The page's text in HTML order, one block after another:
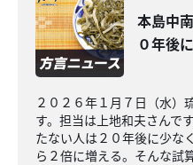
本島中
０年後
２０２６年１月７日（水）
す。担当は上地和夫さんで
たない人は２０年後に少な
ら２倍に増える。そんな試